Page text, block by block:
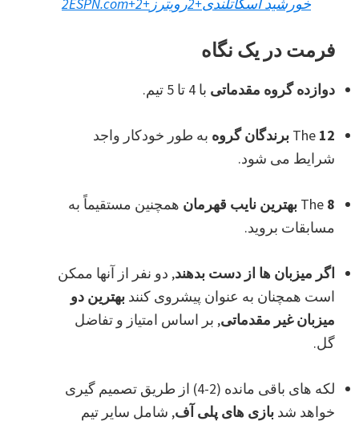
فرمت در یک نگاه
دوازده گروه مقدماتی با 4 تا 5 تیم.
The 12 برندگان گروه
به طور خودکار واجد
شرایط می شود.
The 8 بهترین نایب قهرمان
همچنین مستقیماً به
مسابقات بروید.
اگر میزبان ها از دست بدهند, دو نفر از آنها ممکن
است همچنان به عنوان پیشروی کنند بهترین دو
میزبان غیر مقدماتی, بر اساس امتیاز و تفاضل
گل.
لکه های باقی مانده (2-4) از طریق تصمیم گیری
خواهد شد بازی های پلی آف, شامل سایر تیم